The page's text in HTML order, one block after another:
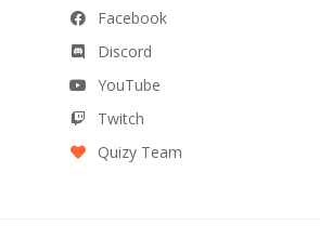
Facebook
Discord
YouTube
Twitch
Quizy Team